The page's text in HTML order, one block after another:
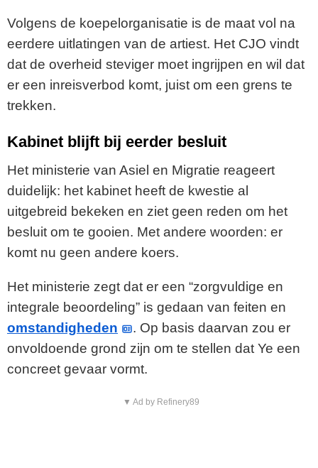
Volgens de koepelorganisatie is de maat vol na
eerdere uitlatingen van de artiest. Het CJO vindt
dat de overheid steviger moet ingrijpen en wil dat
er een inreisverbod komt, juist om een grens te
trekken.
Kabinet blijft bij eerder besluit
Het ministerie van Asiel en Migratie reageert
duidelijk: het kabinet heeft de kwestie al
uitgebreid bekeken en ziet geen reden om het
besluit om te gooien. Met andere woorden: er
komt nu geen andere koers.
Het ministerie zegt dat er een “zorgvuldige en
integrale beoordeling” is gedaan van feiten en
omstandigheden
. Op basis daarvan zou er
onvoldoende grond zijn om te stellen dat Ye een
concreet gevaar vormt.
▼ Ad by Refinery89